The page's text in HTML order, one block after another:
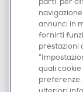
EKON -
€ 9,90
Acquisto
Ritiro in
annunci in
fornirti
prestazioni
quali
preferenze.